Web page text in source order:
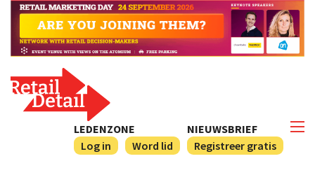
NIEUWSBRIEF
Registreer gratis
LEDENZONE
Log in
Word lid